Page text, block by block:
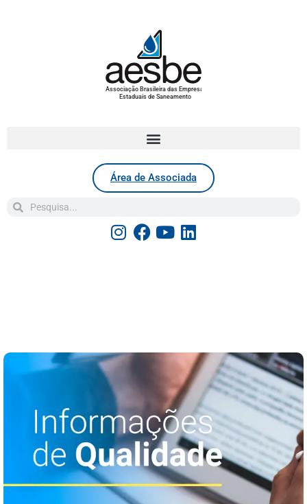
Associação Brasileira das Empresas
Estaduais de Saneamento
Área de Associada